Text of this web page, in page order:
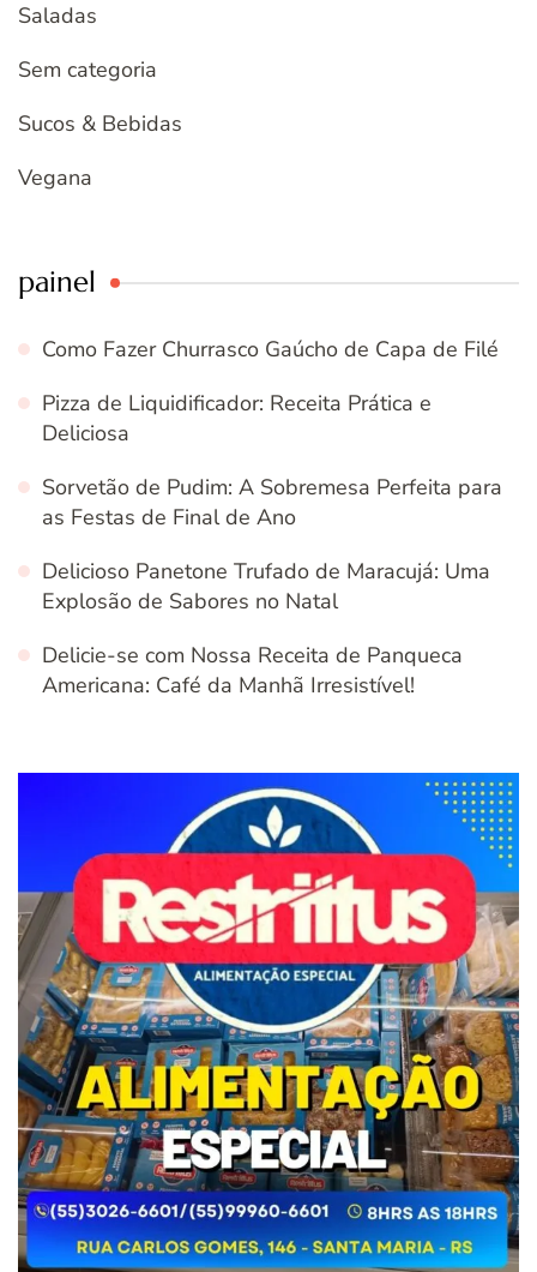
Saladas
Sem categoria
Sucos & Bebidas
Vegana
painel
Como Fazer Churrasco Gaúcho de Capa de Filé
Pizza de Liquidificador: Receita Prática e
Deliciosa
Sorvetão de Pudim: A Sobremesa Perfeita para
as Festas de Final de Ano
Delicioso Panetone Trufado de Maracujá: Uma
Explosão de Sabores no Natal
Delicie-se com Nossa Receita de Panqueca
Americana: Café da Manhã Irresistível!